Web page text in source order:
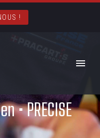
!
• PRECISE